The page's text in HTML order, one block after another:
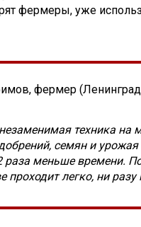
фермеры, уже
фермер
техника на
семян и урожая
раза меньше времени.
проходит легко, ни разу